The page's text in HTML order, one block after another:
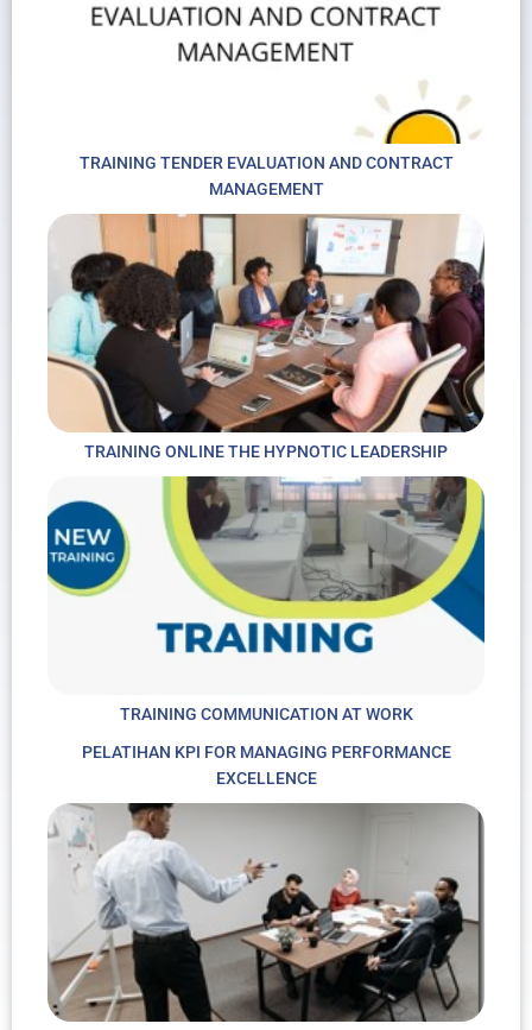
TRAINING TENDER EVALUATION AND CONTRACT
MANAGEMENT
TRAINING ONLINE THE HYPNOTIC LEADERSHIP
TRAINING COMMUNICATION AT WORK
PELATIHAN KPI FOR MANAGING PERFORMANCE
EXCELLENCE